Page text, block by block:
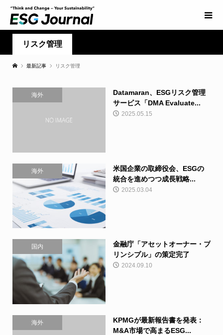
リスク管理
最新記事 リスク管理
海外
Datamaran、ESGリスク管理
サービス「DMA Evaluate...
2025.05.15
海外
米国企業の取締役会、ESGの
統合を進めつつ成長戦略...
2025.03.04
国内
金融庁「アセットオーナー・プ
リンシプル」の策定完了
2024.09.10
海外
KPMGが最新報告書を発表：
M&A市場で高まるESG...